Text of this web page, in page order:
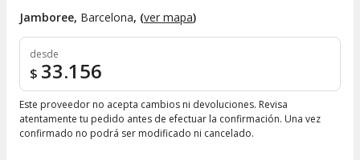
Jamboree, Barcelona, (ver mapa)
desde
$ 33.156
Este proveedor no acepta cambios ni devoluciones. Revisa
atentamente tu pedido antes de efectuar la confirmación. Una vez
confirmado no podrá ser modificado ni cancelado.